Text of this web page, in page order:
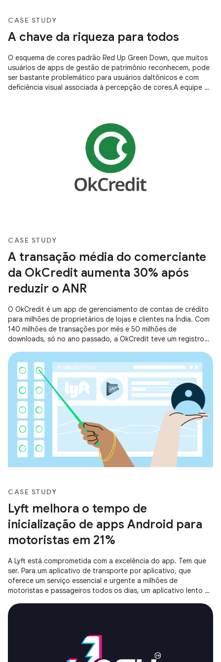
CASE STUDY
A chave da riqueza para todos
O esquema de cores padrão Red Up Green Down, que muitos
usuários de apps de gestão de patrimônio reconhecem, pode
ser bastante problemático para usuários daltônicos e com
deficiência visual associada à percepção de cores.A equipe do
CASE STUDY
A transação média do comerciante
da OkCredit aumenta 30% após
reduzir o ANR
O OkCredit é um app de gerenciamento de contas de crédito
para milhões de proprietários de lojas e clientes na Índia. Com
140 milhões de transações por mês e 50 milhões de
downloads, só no ano passado, a OkCredit teve um registro
grande escala, a OkCredit criou uma experiência tranquila e
contínua para todos os usuários, concentrando-se na
redução de ANRs e na melhoria do tempo de inicialização do
app.
CASE STUDY
Lyft melhora o tempo de
inicialização de apps Android para
motoristas em 21%
A Lyft está comprometida com a excelência do app. Tem que
ser. Para um aplicativo de transporte por aplicativo, que
oferece um serviço essencial e urgente a milhões de
motoristas e passageiros todos os dias, um aplicativo lento ou